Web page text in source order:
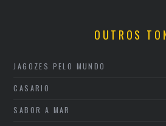
OUTROS
JAGOZES PELO MUNDO
CASARIO
SABOR A MAR